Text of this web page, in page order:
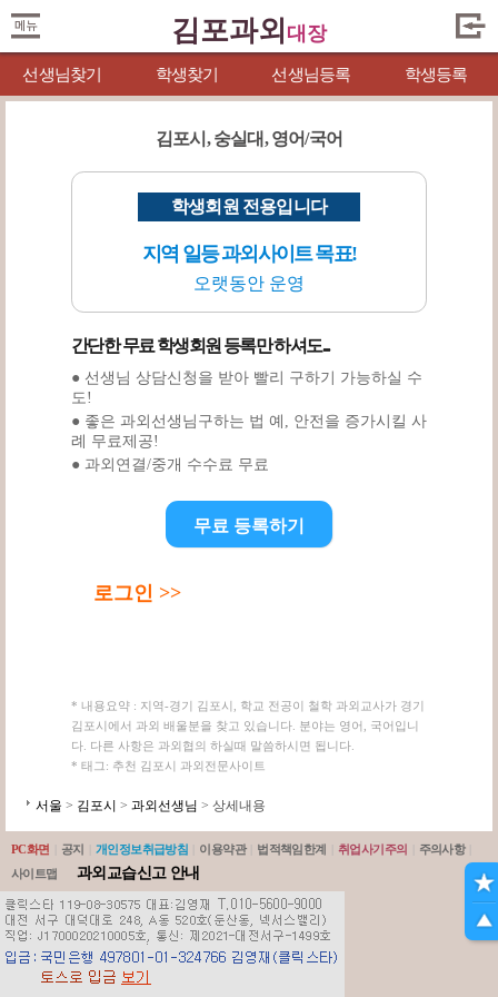
김포과외 대장
선생님찾기 학생찾기 선생님등록 학생등록
김포시, 숭실대, 영어/국어
학생회원 전용입니다
지역 일등 과외사이트 목표!
오랫동안 운영
간단한 무료 학생회원 등록만 하셔도...
● 선생님 상담신청을 받아 빨리 구하기 가능하실 수
도!
● 좋은 과외선생님구하는 법 예, 안전을 증가시킬 사
례 무료제공!
● 과외연결/중개 수수료 무료
무료 등록하기
로그인 >>
* 내용요약 : 지역-경기 김포시, 학교 전공이 철학 과외교사가 경기
김포시에서 과외 배울분을 찾고 있습니다. 분야는 영어, 국어입니
다. 다른 사항은 과외협의 하실때 말씀하시면 됩니다.
* 태그: 추천 김포시 과외전문사이트
서울 > 김포시 > 과외선생님 > 상세내용
PC화면 공지 개인정보취급방침 이용약관 법적책임한계 취업사기주의 주의사항
사이트맵
과외교습신고 안내